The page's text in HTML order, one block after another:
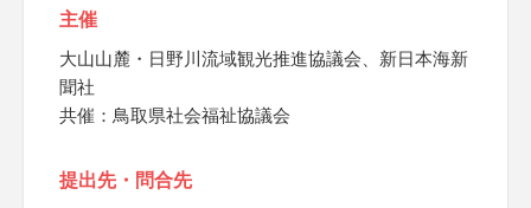
主催
大山山麓・日野川流域観光推進協議会、新日本海新
聞社
共催：鳥取県社会福祉協議会
提出先・問合先